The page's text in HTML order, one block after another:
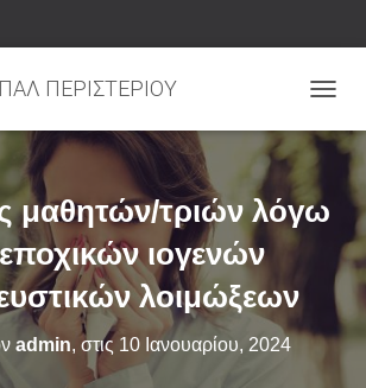
ΠΕΡΙΣΤΕΡΙΟΥ
μαθητών/τριών λόγω
ιογενών
λοιμώξεων
admin, στις 10 Ιανουαρίου, 2024